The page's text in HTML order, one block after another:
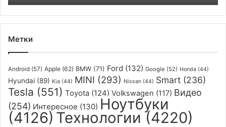
Метки
Android (57) Apple (62) BMW (71) Ford (132) Google (52) Honda (44)
Hyundai (89) Kia (44) MINI (293) Nissan (44) Smart (236)
Tesla (551) Toyota (124) Volkswagen (117) Видео
(254) Интересное (130) Ноутбуки
(4126) Технологии (4220)